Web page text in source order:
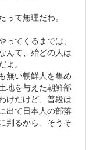
て無理だわ。
てくるまでは、
んて、殆どの人は
。
無い朝鮮人を集め
地を与えた朝鮮部
けだけど、普段は
出て日本人の部落
判るから、そうそ